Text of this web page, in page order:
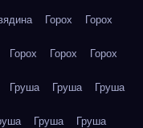
Горох Горох
Горох Горох Горох
Груша Груша Груша
Груша Груша